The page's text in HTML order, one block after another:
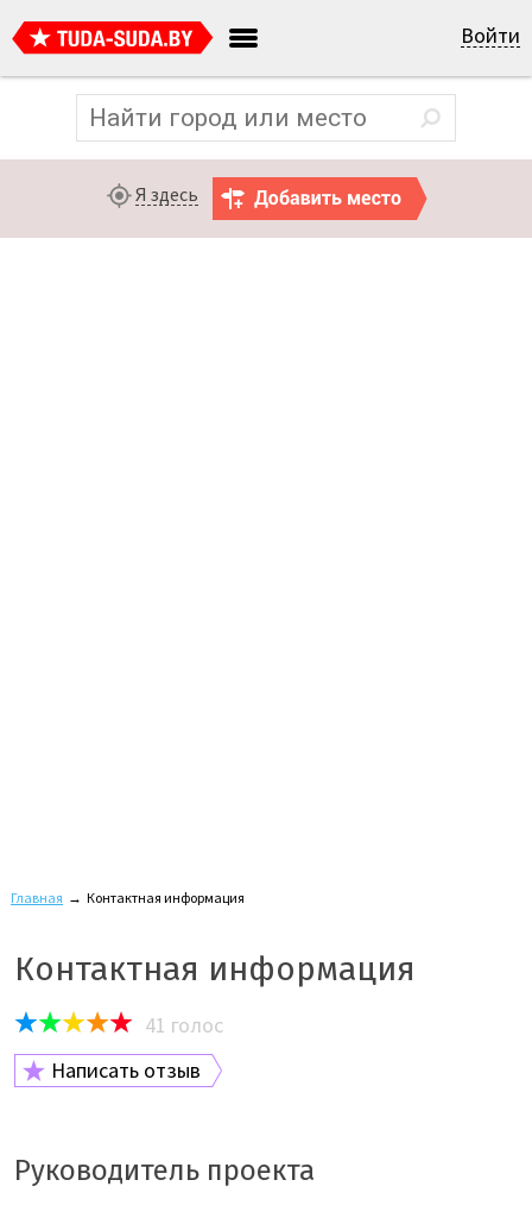
Войти
Я здесь
Главная → Контактная информация
Контактная информация
41 голос
Написать отзыв
Руководитель проекта